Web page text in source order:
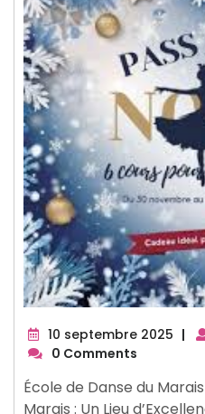
10 septembre 2025 10|
0 Comments
École de Danse du
Marais : Un Lieu